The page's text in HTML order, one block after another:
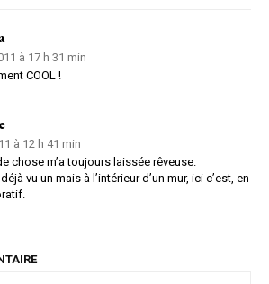
à 17 h 31 min
COOL !
à 12 h 41 min
chose m’a toujours laissée rêveuse.
vu un mais à l’intérieur d’un mur, ici c’est, en